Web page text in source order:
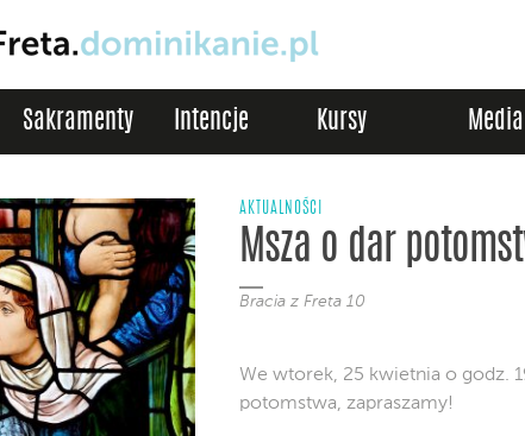
Sakramenty Intencje Kursy Media
AKTUALNOŚCI
Msza o dar
Bracia z Freta 10
We wtorek, 25 kwietnia o godz.
potomstwa, zapraszamy!